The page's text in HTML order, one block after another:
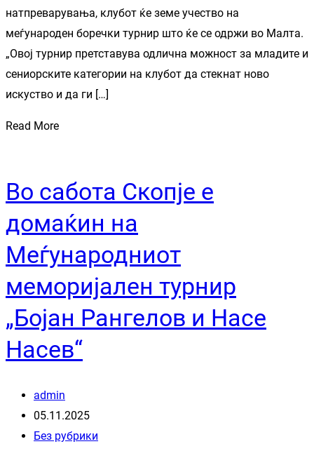
натпреварувања, клубот ќе земе учество на
меѓународен боречки турнир што ќе се одржи во Малта.
„Овој турнир претставува одлична можност за младите и
сениорските категории на клубот да стекнат ново
искуство и да ги […]
Read More
Во сабота Скопје е
домаќин на
Меѓународниот
меморијален турнир
„Бојан Рангелов и Насе
Насев“
admin
05.11.2025
Без рубрики